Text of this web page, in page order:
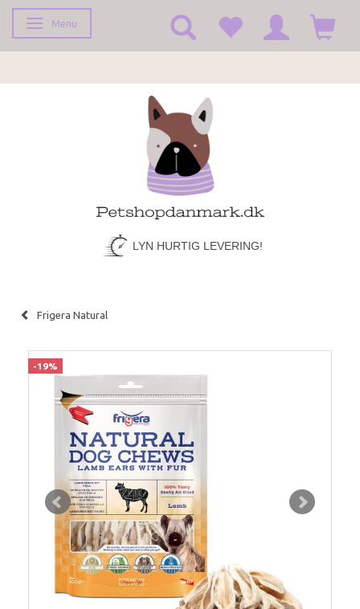
Skifte navigation
Menu
LYN HURTIG LEVERING!
Frigera Natural
-19%